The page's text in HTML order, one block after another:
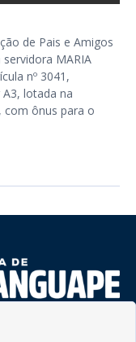
de Pais e Amigos
MARIA
nº 3041,
lotada na
com ônus para o